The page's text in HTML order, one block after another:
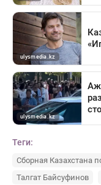
Теги:
Сборная Казахстана
Талгат Байсуфинов